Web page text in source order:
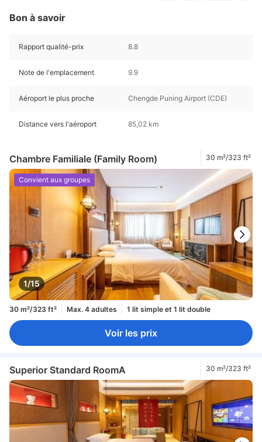
Bon à savoir
Rapport qualité-prix 8.8
Note de l'emplacement 9.9
Aéroport le plus proche Chengde Puning Airport (CDE)
Distance vers l'aéroport 85,02 km
Chambre Familiale (Family Room) 30 m²/323 ft²
1/15
Convient aux groupes
30 m²/323 ft² Max. 4 adultes 1 lit simple et 1 lit double
Voir les prix
Superior Standard RoomA 30 m²/323 ft²